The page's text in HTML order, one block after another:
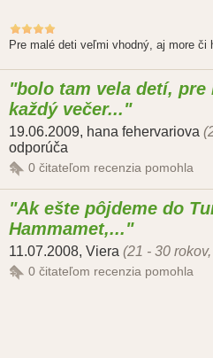
Pre malé deti veľmi vhodný, aj more či
bolo tam vela detí, pre
každý večer...
19.06.2009, hana fehervariova
odporúča
0 čitateľom recenzia pomohla
Ak ešte pôjdeme do
Hammamet,...
11.07.2008, Viera (21 - 30
0 čitateľom recenzia pomohla